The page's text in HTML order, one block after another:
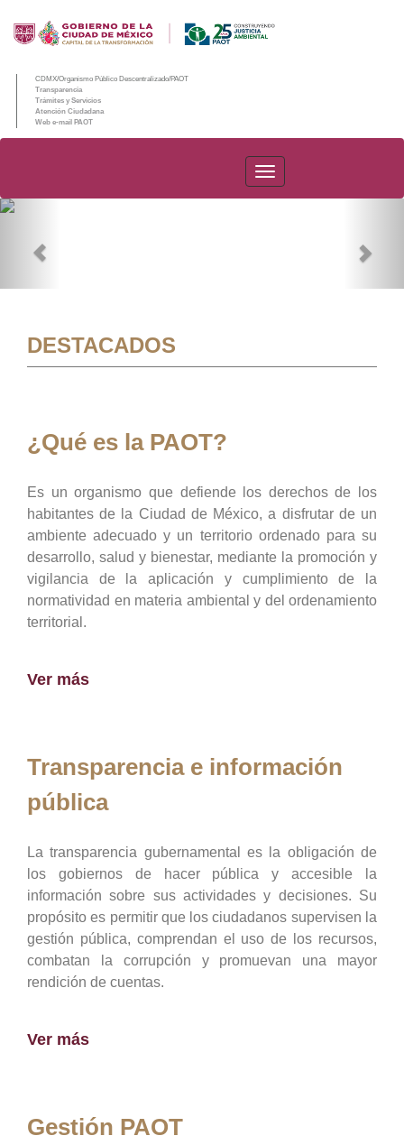
CDMX/Organismo Público Descentralizado/PAOT
Transparencia
Trámites y Servicios
Atención Ciudadana
Web e-mail PAOT
PAOT
DESTACADOS
¿Qué es la PAOT?
Es un organismo que defiende los derechos de los
habitantes de la Ciudad de México, a disfrutar de un
ambiente adecuado y un territorio ordenado para su
desarrollo, salud y bienestar, mediante la promoción y
vigilancia de la aplicación y cumplimiento de la
normatividad en materia ambiental y del ordenamiento
territorial.
Ver más
Transparencia e información
pública
La transparencia gubernamental es la obligación de
los gobiernos de hacer pública y accesible la
información sobre sus actividades y decisiones. Su
propósito es permitir que los ciudadanos supervisen la
gestión pública, comprendan el uso de los recursos,
combatan la corrupción y promuevan una mayor
rendición de cuentas.
Ver más
Gestión PAOT